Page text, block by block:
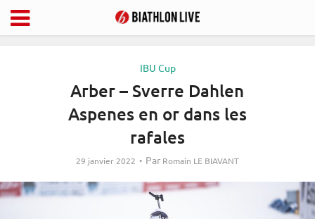
IBU Cup
Arber – Sverre Dahlen
Aspenes en or dans les
rafales
29 janvier 2022 Par Romain LE BIAVANT